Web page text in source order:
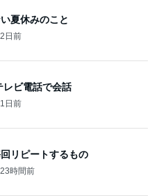
夏休みのこと
2日前
レビ電話で会話
1日前
リピートするもの
23時間前